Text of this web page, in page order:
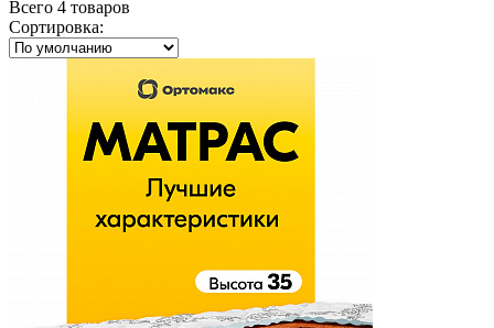
Всего 4 товаров
Сортировка: